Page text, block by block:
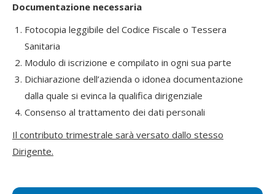
Documentazione necessaria
Fotocopia leggibile del Codice Fiscale o Tessera
Sanitaria
Modulo di iscrizione e compilato in ogni sua parte
Dichiarazione dell’azienda o idonea documentazione
dalla quale si evinca la qualifica dirigenziale
Consenso al trattamento dei dati personali
Il contributo trimestrale sarà versato dallo stesso
Dirigente.